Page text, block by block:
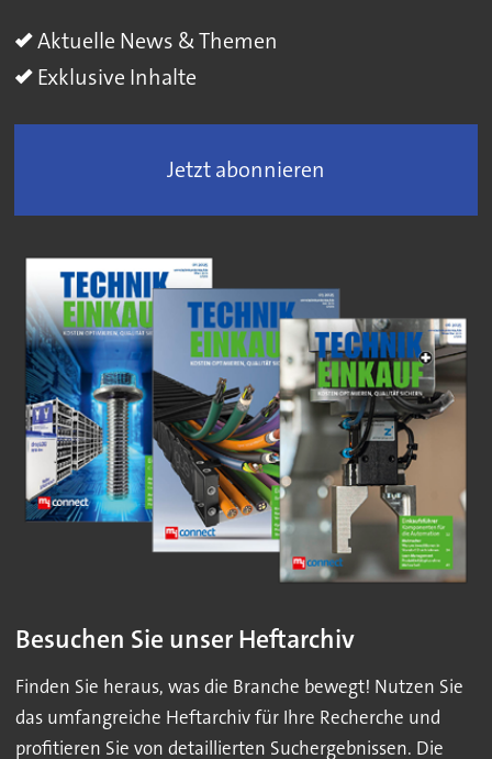
Aktuelle News & Themen
Exklusive Inhalte
Jetzt abonnieren
Besuchen Sie unser Heftarchiv
Finden Sie heraus, was die Branche bewegt! Nutzen Sie
das umfangreiche Heftarchiv für Ihre Recherche und
profitieren Sie von detaillierten Suchergebnissen. Die